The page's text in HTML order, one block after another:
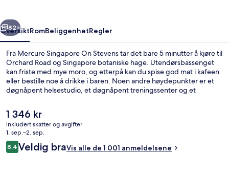
Neste
82+
OversiktRomBeliggenhetRegler
Fra Mercure Singapore On Stevens tar det bare 5 minutter å kjøre til
Orchard Road og Singapore botaniske hage. Utendørsbassenget
kan friste med mye moro, og etterpå kan du spise god mat i kafeen
eller bestille noe å drikke i baren. Noen andre høydepunkter er et
døgnåpent helsestudio, et døgnåpent treningssenter og et
og overnattingsstedets forfatning. Du kan gå fra overnattingsstedet
til offentlig transport: Stevens T-banestasjon ligger 10 minutter
unna til fots.
Den
nåværende
prisen
er
1 346 kr
1 346 kr
inkludert skatter og avgifter
1. sep.–2. sep.
Anmeldelser
8,48,4 av 10 –
Veldig braVis alle de 1 001 anmeldelsene